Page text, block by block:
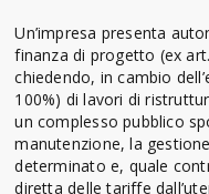
Un’impresa presenta
finanza di progetto (ex
chiedendo, in cambio
100%) di lavori di
un complesso pubblico
manutenzione, la
determinato e, quale
diretta delle tariffe